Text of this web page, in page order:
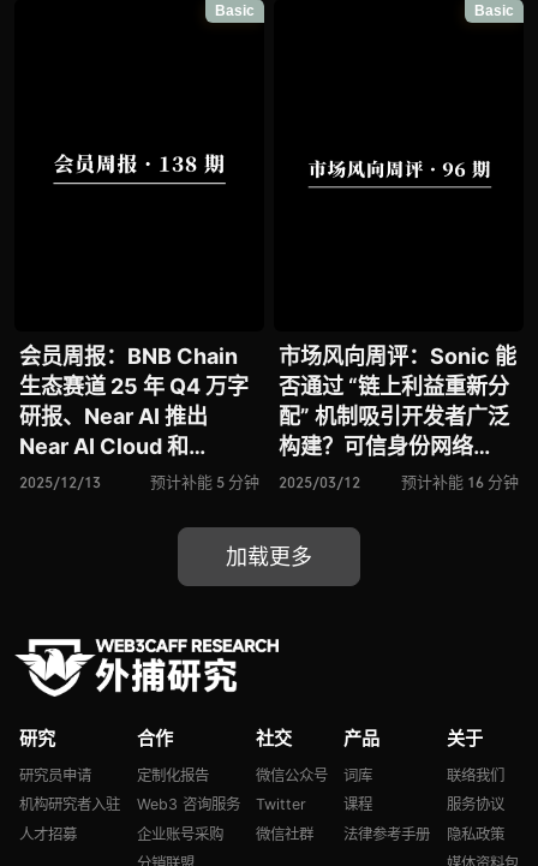
Basic
会员周报：BNB Chain
生态赛道 25 年 Q4 万字
研报、Near AI 推出
Near AI Cloud 和
Private Chat、合规隐私
Network 再获融资
2025/12/13 预计补能 5 分钟
Basic
市场风向周评：Sonic 能
否通过 “链上利益重新分
配” 机制吸引开发者广泛
构建？可信身份网络
Trusta.AI 推出兼容人类
架、去中心化 AI 网络
Sahara AI 将迎来重要进
2025/03/12 预计补能 16 分钟
加载更多
研究
研究员申请
机构研究者入驻
人才招募
合作
定制化报告
Web3 咨询服务
企业账号采购
社交
微信公众号
Twitter
微信社群
产品
词库
课程
法律参考手册
关于
联络我们
服务协议
隐私政策